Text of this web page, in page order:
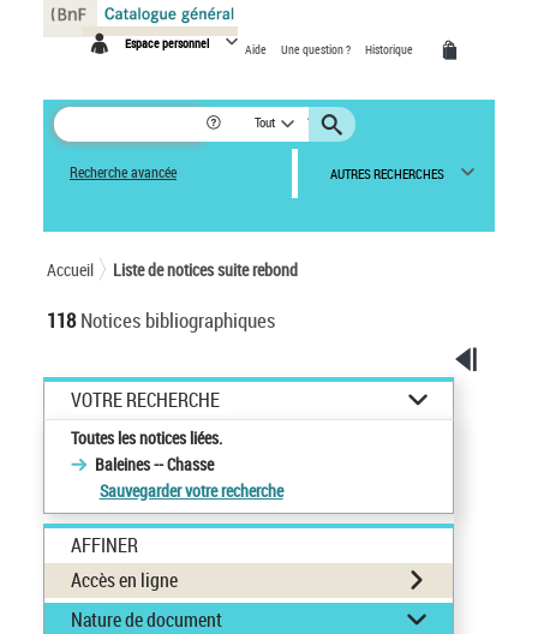
Espace personnel Aide Une question ? Historique
Tout
Recherche avancée AUTRES RECHERCHES
Accueil Liste de notices suite rebond
118Notices bibliographiques
VOTRE RECHERCHE
Toutes les notices liées.
Baleines -- Chasse
Sauvegarder votre recherche
AFFINER
Accès en ligne
Nature de document
Panneau de gestion des cookies